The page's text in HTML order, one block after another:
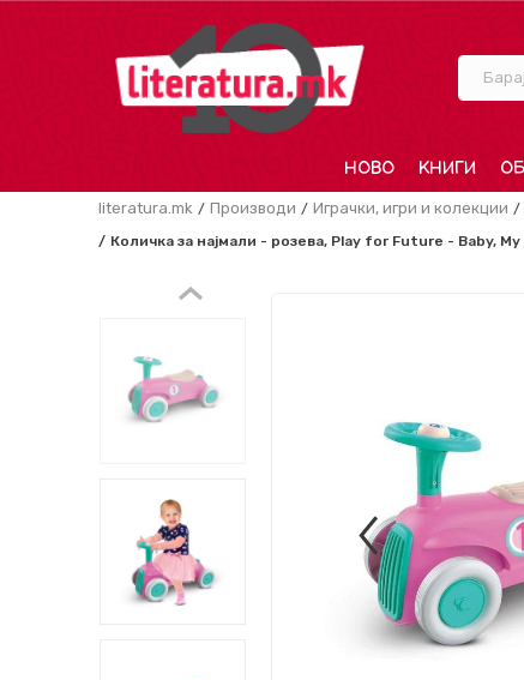
Барај
НОВО КНИГИ
literatura.mk Производи Играчки, игри и колекции
Количка за најмали - розева, Play for Future - Baby,